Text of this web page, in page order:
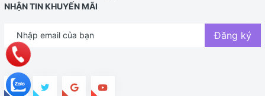
NHẬN TIN KHUYẾN MÃI
Đăng ký